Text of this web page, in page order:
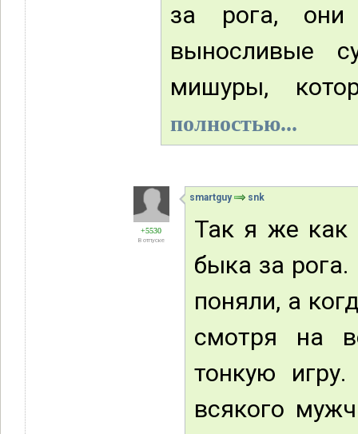
за рога, они
выносливые
мишуры,
полностью...
+5530
В отпуске
smartguy snk
Так я же как
быка за
поняли, а
смотря на
тонкую
всякого